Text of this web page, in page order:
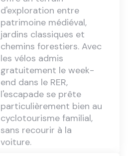
d'exploration entre
patrimoine médiéval,
jardins classiques et
chemins forestiers. Avec
les vélos admis
gratuitement le week-
end dans le RER,
l'escapade se prête
particulièrement bien au
cyclotourisme familial,
sans recourir à la
voiture.